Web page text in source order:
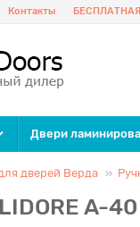
Контакты
Двери
дверей Верда
A-